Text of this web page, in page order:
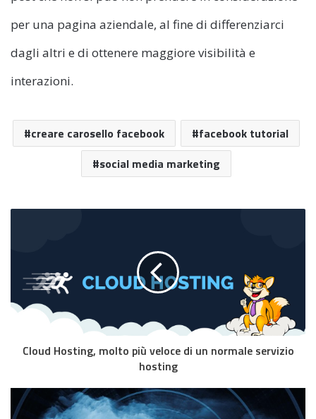
per una pagina aziendale, al fine di differenziarci
dagli altri e di ottenere maggiore visibilità e
interazioni.
creare carosello facebook
facebook tutorial
social media marketing
Cloud Hosting, molto più veloce di un normale servizio
hosting